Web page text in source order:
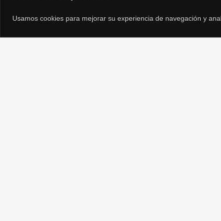
Usamos cookies para mejorar su experiencia de navegación y